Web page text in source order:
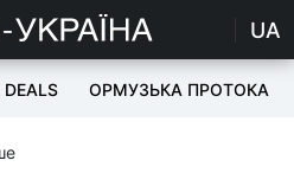
UA
DEALS ОРМУЗЬКА ПРОТОКА